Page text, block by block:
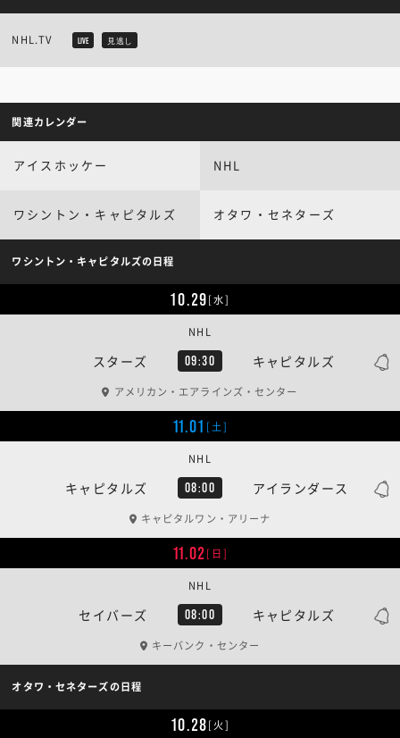
NHL.TV LIVE 見逃し
関連カレンダー
アイスホッケー NHL
ワシントン・キャピタルズ オタワ・セネターズ
ワシントン・キャピタルズの日程
10.29[水]
スターズ 09:30 キャピタルズ
NHL
アメリカン・エアラインズ・センター
11.01 [土]
キャピタルズ 08:00 アイランダース
NHL
キャピタルワン・アリーナ
11.02[日]
セイバーズ 08:00 キャピタルズ
NHL
キーバンク・センター
オタワ・セネターズの日程
10.28[火]